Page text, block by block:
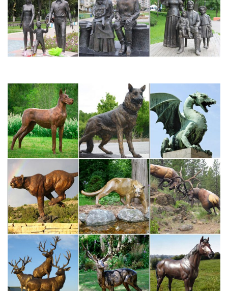
поняла, каких поразительных вершин мастерства можно
достичь в этом искусстве.Да, цена на такие статуэтки просто
нереально высока.
Фигурки Собак 2018.Магазин Смешных… | 50podarkov.ru
не простая Собака в сувенирном мире 2018(
копилка,декоративная статуэтка собака и фигурка большой
Собаки в…
Статуэтки и скульптура. Купить статуэтки в интернет
магазине…
Цена. по возрастанию по убыванию. Вид.В корзину. 2
варианта исполнения. Собака – символ года 2018.В корзину. 2
варианта исполнения. Статуэтка Орел Большой. 3 990•.
Размеры, см: В28.2 варианта исполнения. Статуэтка Символ
Достатка и благополучия. 3 990•.
Купить статуэтки и фигурки в интернет магазине WildBerries.ru
Большой выбор статуэток и фигурок в интернет-магазине
WildBerries.ru. Бесплатная доставка и постоянные скидки!Elan
Gallery Набор из 4-х декоративных фигурок "Щенок
французского бульдога" 412 руб. 825 руб.
Фарфоровые статуэтки Советского периода купить / оценить…